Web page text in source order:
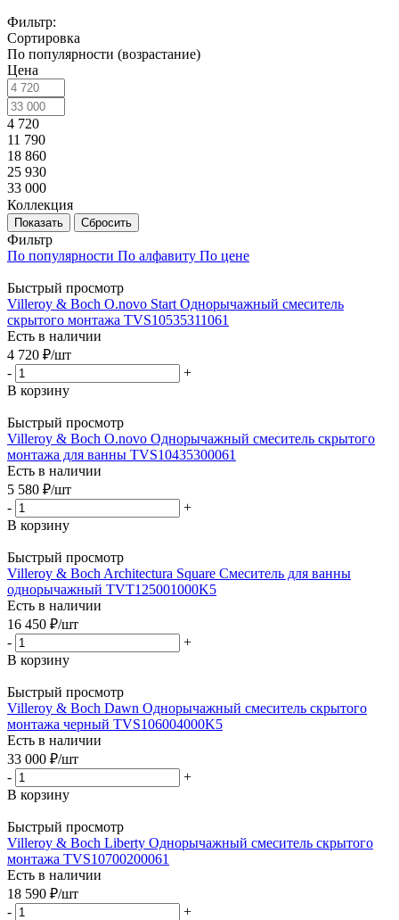
Фильтр:
Сортировка
По популярности (возрастание)
Цена
4 720
11 790
18 860
25 930
33 000
Коллекция
Показать Сбросить
Фильтр
По популярности По алфавиту По цене
Быстрый просмотр
Villeroy & Boch O.novo Start Однорычажный смеситель
скрытого монтажа TVS10535311061
Есть в наличии
4 720 ₽/шт
-
+
В корзину
Быстрый просмотр
Villeroy & Boch O.novo Однорычажный смеситель скрытого
монтажа для ванны TVS10435300061
Есть в наличии
5 580 ₽/шт
-
+
В корзину
Быстрый просмотр
Villeroy & Boch Architectura Square Смеситель для ванны
однорычажный TVT125001000K5
Есть в наличии
16 450 ₽/шт
-
+
В корзину
Быстрый просмотр
Villeroy & Boch Dawn Однорычажный смеситель скрытого
монтажа черный TVS106004000K5
Есть в наличии
33 000 ₽/шт
-
+
В корзину
Быстрый просмотр
Villeroy & Boch Liberty Однорычажный смеситель скрытого
монтажа TVS10700200061
Есть в наличии
18 590 ₽/шт
-
+